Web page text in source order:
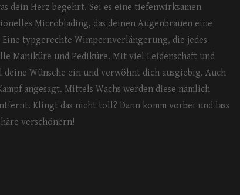
dein Herz begehrt. Sei es eine tiefenwirksamen
Microblading, das deinen Augenbrauen eine
Eine typgerechte Wimpernverlängerung, die jedes
Maniküre und Pediküre. Mit viel Leidenschaft und
Wünsche ein und verwöhnt dich ausgiebig. Auch
angesagt. Mittels Wachs werden diese nämlich
Klingt das nicht toll? Dann komm vorbei und lass
verschönern!